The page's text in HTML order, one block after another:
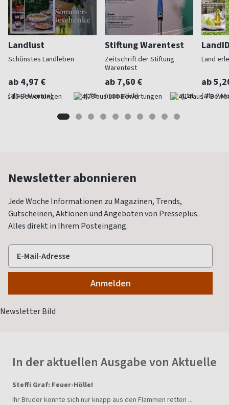
Landlust
Schönstes Landleben
ab 4,97 €
(alle 2 Monate) 4,79
Stiftung Warentest
Zeitschrift der Stiftung
Warentest
ab 7,60 €
(monatlich) 4,14
Land
ab
(alle 2
Newsletter abonnieren
Jede Woche Informationen zu Magazinen, Trends,
Gutscheinen, Aktionen und Angeboten von Presseplus.
Alles direkt in Ihrem Posteingang.
In der aktuellen Ausgabe von Aktuelle
Steffi Graf: Feuer-Hölle!
Ihr Bruder konnte sich nur knapp aus den Flammen retten ...